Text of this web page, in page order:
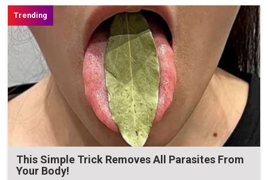
This Simple Trick Removes All Parasites From
Your Body!